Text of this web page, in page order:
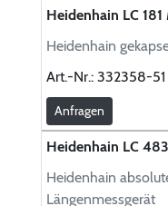
Heidenhain LC
Heidenhain
Art.-Nr.: 332358-51
Anfragen
Heidenhain LC
Heidenhain
Längenmessgerät